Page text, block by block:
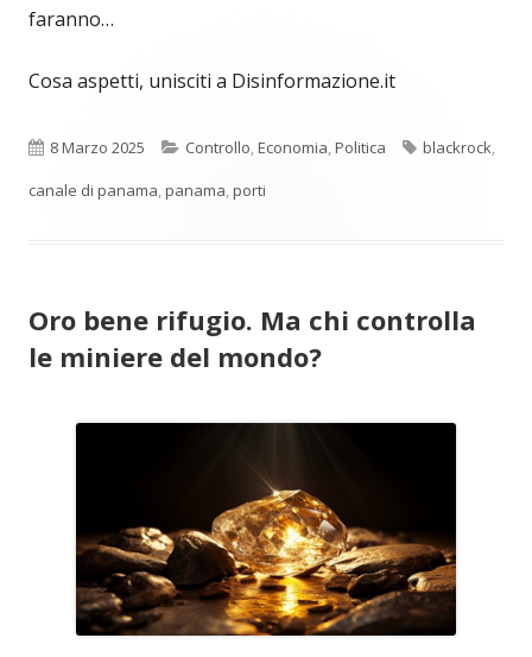
faranno…
Cosa aspetti, unisciti a Disinformazione.it
Pubblicato
8 Marzo 2025 Categorie
Controllo,Economia,Politica Tag
blackrock,
canale di panama,panama,porti
Oro bene rifugio. Ma chi controlla
le miniere del mondo?